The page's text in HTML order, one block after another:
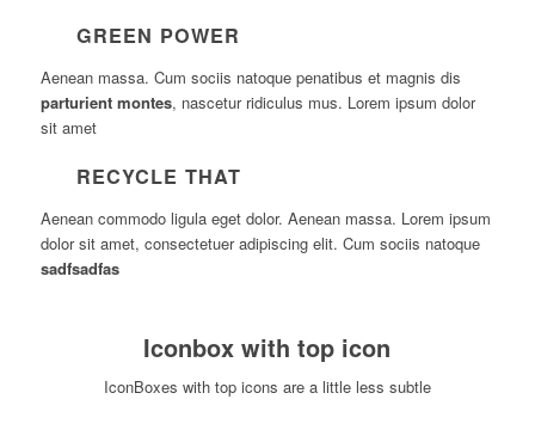
GREEN POWER
Aenean massa. Cum sociis natoque penatibus et magnis dis
parturient montes, nascetur ridiculus mus. Lorem ipsum dolor
sit amet
RECYCLE THAT
Aenean commodo ligula eget dolor. Aenean massa. Lorem ipsum
dolor sit amet, consectetuer adipiscing elit. Cum sociis natoque
sadfsadfas
Iconbox with top icon
IconBoxes with top icons are a little less subtle